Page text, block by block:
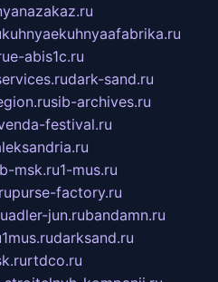
kuhnyaekuhnyaafabrika.ru
e-abis1c.ru
dark-sand.ru
sib-archives.ru
festival.ru
msk.ru1-mus.ru
purse-factory.ru
adler-jun.rubandamn.ru
1mus.rudarksand.ru
rtdco.ru